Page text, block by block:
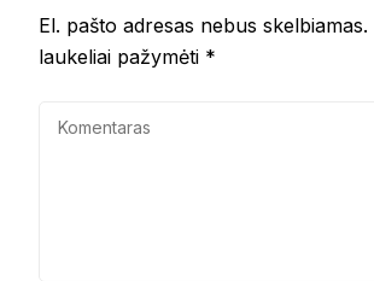
El. pašto adresas nebus skelbiamas.
laukeliai pažymėti *